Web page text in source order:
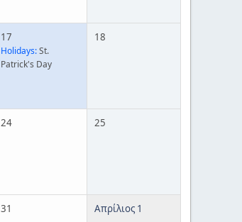
17
Holidays:St.
Patrick's Day
18
24 25
31 Απρίλιος 1